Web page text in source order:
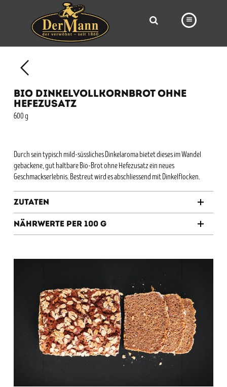
BÄCKEREI
NEWS
KARRIERE
BIO DINKELVOLLKORNBROT OHNE
HEFEZUSATZ
600 g
Durch sein typisch mild-süssliches Dinkelaroma bietet dieses im Wandel
gebackene, gut haltbare Bio-Brot ohne Hefezusatz ein neues
Geschmackserlebnis. Bestreut wird es abschliessend mit Dinkelflocken.
Zutaten
Nährwerte per 100 g